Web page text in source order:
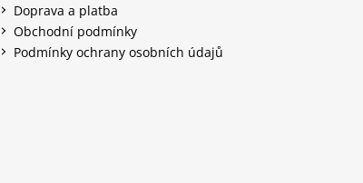
Doprava a platba
Obchodní podmínky
Podmínky ochrany osobních údajů